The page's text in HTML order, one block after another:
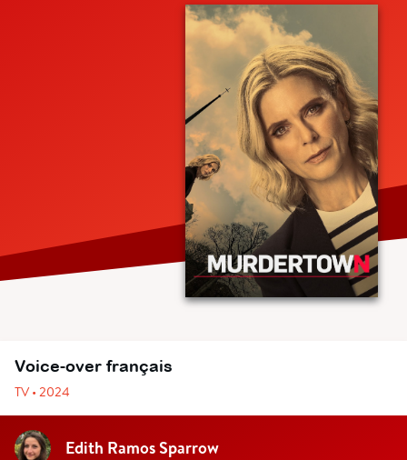
Voice-over français
TV • 2024
Edith Ramos Sparrow